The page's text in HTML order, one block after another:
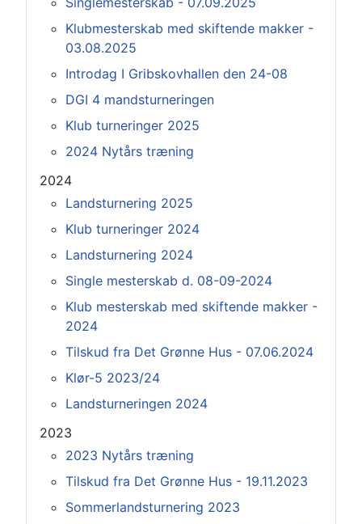
Klubmesterskab med skiftende makker -
03.08.2025
Introdag I Gribskovhallen den 24-08
DGI 4 mandsturneringen
Klub turneringer 2025
2024 Nytårs træning
2024
Landsturnering 2025
Klub turneringer 2024
Landsturnering 2024
Single mesterskab d. 08-09-2024
Klub mesterskab med skiftende makker -
2024
Tilskud fra Det Grønne Hus - 07.06.2024
Klør-5 2023/24
Landsturneringen 2024
2023
2023 Nytårs træning
Tilskud fra Det Grønne Hus - 19.11.2023
Sommerlandsturnering 2023